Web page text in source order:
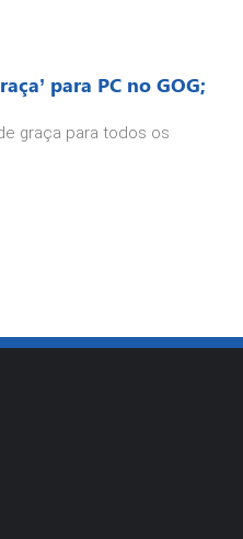
para PC no GOG;
graça para todos os